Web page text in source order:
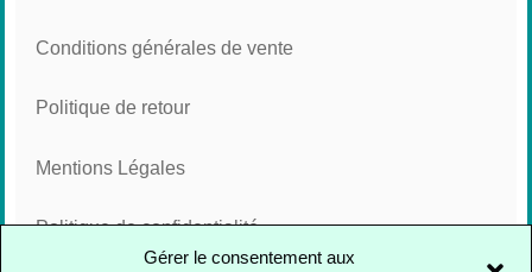
Gérer le consentement aux
Conditions générales de vente
Politique de retour
Mentions Légales
Politique de confidentialité